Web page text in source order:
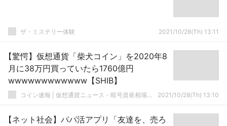
ザ・ミステリー体験 2021/10/28(Th) 13:11
【驚愕】仮想通貨「柴犬コイン」を2020年8
月に38万円買っていたら1760億円
wwwwwwwwwwww【SHIB】
コイン速報 | 仮想通貨ニュース・暗号資産相場情報・5chまとめ 2021/10/28(Th) 13:10
【ネット社会】パパ活アプリ「友達を、売ろ